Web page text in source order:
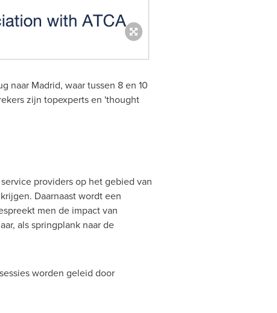
naar Madrid, waar tussen 8 en 10
zijn topexperts en 'thought
providers op het gebied van
Daarnaast wordt een
men de impact van
als springplank naar de
worden geleid door